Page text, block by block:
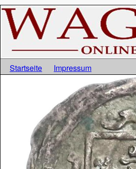
Startseite Impressum